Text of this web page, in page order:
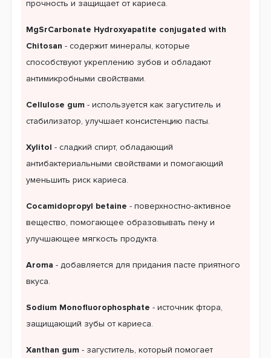
прочность и защищает от кариеса.
MgSrCarbonate Hydroxyapatite conjugated with
Chitosan - содержит минералы, которые
способствуют укреплению зубов и обладают
антимикробными свойствами.
Cellulose gum - используется как загуститель и
стабилизатор, улучшает консистенцию пасты.
Xylitol - сладкий спирт, обладающий
антибактериальными свойствами и помогающий
уменьшить риск кариеса.
Cocamidopropyl betaine - поверхностно-активное
вещество, помогающее образовывать пену и
улучшающее мягкость продукта.
Aroma - добавляется для придания пасте приятного
вкуса.
Sodium Monofluorophosphate - источник фтора,
защищающий зубы от кариеса.
Xanthan gum - загуститель, который помогает